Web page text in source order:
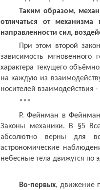
Таким образом,
отличаться от механизма
направленности сил,
При этом второй
зависимость мгновенного
характера текущего
на каждую из
носителей взаимодействия
***
Р. Фейнман в
Законы механики. В §5
абсолютно верны для
астрономические
небесные тела движутся по
Во-первых, движение